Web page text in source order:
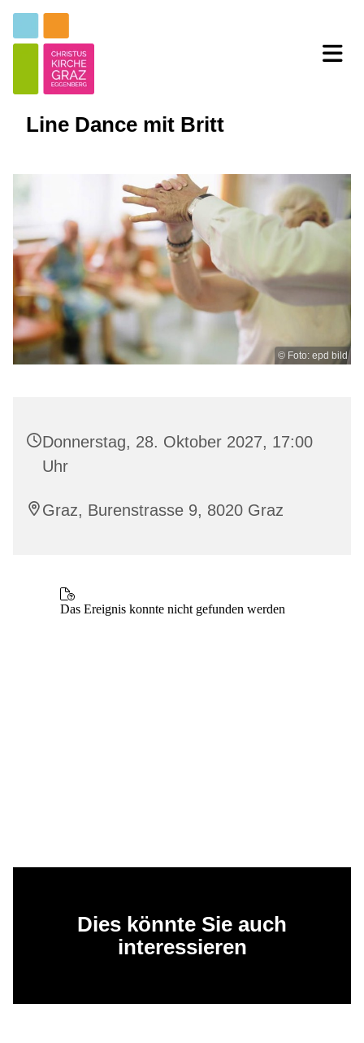
Line Dance mit Britt
© Foto: epd bild
Donnerstag, 28. Oktober 2027, 17:00
Uhr
Graz, Burenstrasse 9, 8020 Graz
Dies könnte Sie auch
interessieren